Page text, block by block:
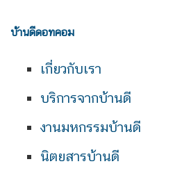
บ้านดีดอทคอม
เกี่ยวกับเรา
บริการจากบ้านดี
งานมหกรรมบ้านดี
นิตยสารบ้านดี